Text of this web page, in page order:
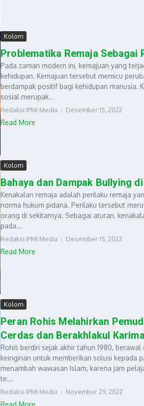
Kolom
Problematika Remaja Sebagai
Pada zaman modern ini, kemajuan yang
kehidupan. Kemajuan tersebut memicu
berdampak positif bagi kehidupan manusia.
sosial merupak...
Redaksi IPMI Media Desember 15, 2022
Read More
Kolom
Bahaya dan Dampak Bullying
Kenakalan remaja adalah perilaku remaja
norma hukum pidana. Perilaku tersebut
orang di sekitarnya. Sebagai aturan,
pada...
Redaksi IPMI Media Desember 15, 2022
Read More
Kolom
Peran Rohis Melahirkan
Cerdas dan Berakhlakul
Rohis berdiri sejak akhir tahun 1980, berawal
keinginan untuk memberikan solusi kepada
menambah wawasan Islam, karena jam
te...
Redaksi IPMI Media November 29, 2022